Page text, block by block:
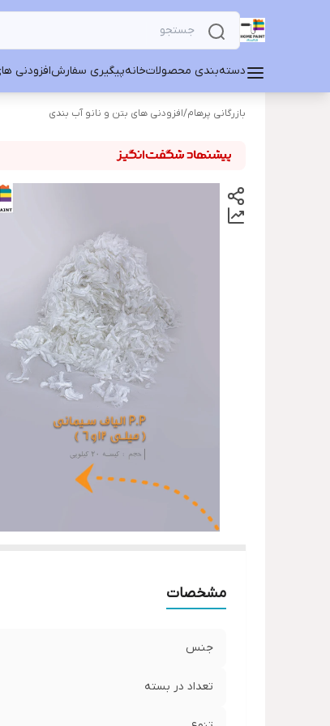
دسته‌بندی محصولاتخانهپیگیری سفارشافزودنی
بازرگانی پرهام/افزودنی های بتن و نانو آب بندی
مشخصات
جنس
تعداد در بسته